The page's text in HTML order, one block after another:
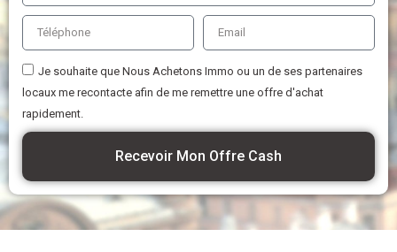
Je souhaite que Nous Achetons Immo ou un de ses partenaires
locaux me recontacte afin de me remettre une offre d'achat
rapidement.
Recevoir Mon Offre Cash